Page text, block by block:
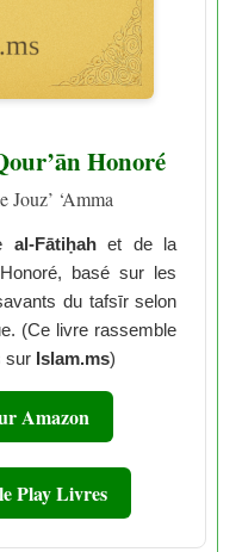
Honoré
Jouz’ ‘Amma
al-Fātiḥahet de la
basé sur les
du tafsīr selon
(Ce livre rassemble
sur Islam.ms)
Amazon
Play Livres